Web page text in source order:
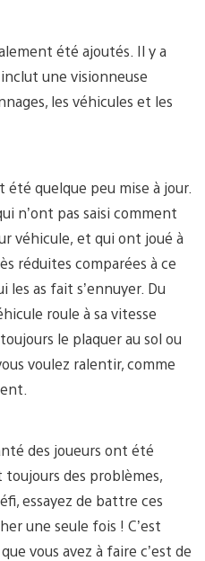
été ajoutés. Il y a
une visionneuse
les véhicules et les
été quelque peu mise à jour.
n’ont pas saisi comment
véhicule, et qui ont joué à
réduites comparées à ce
les as fait s’ennuyer. Du
roule à sa vitesse
le plaquer au sol ou
voulez ralentir, comme
des joueurs ont été
des problèmes,
essayez de battre ces
une seule fois ! C’est
vous avez à faire c’est de